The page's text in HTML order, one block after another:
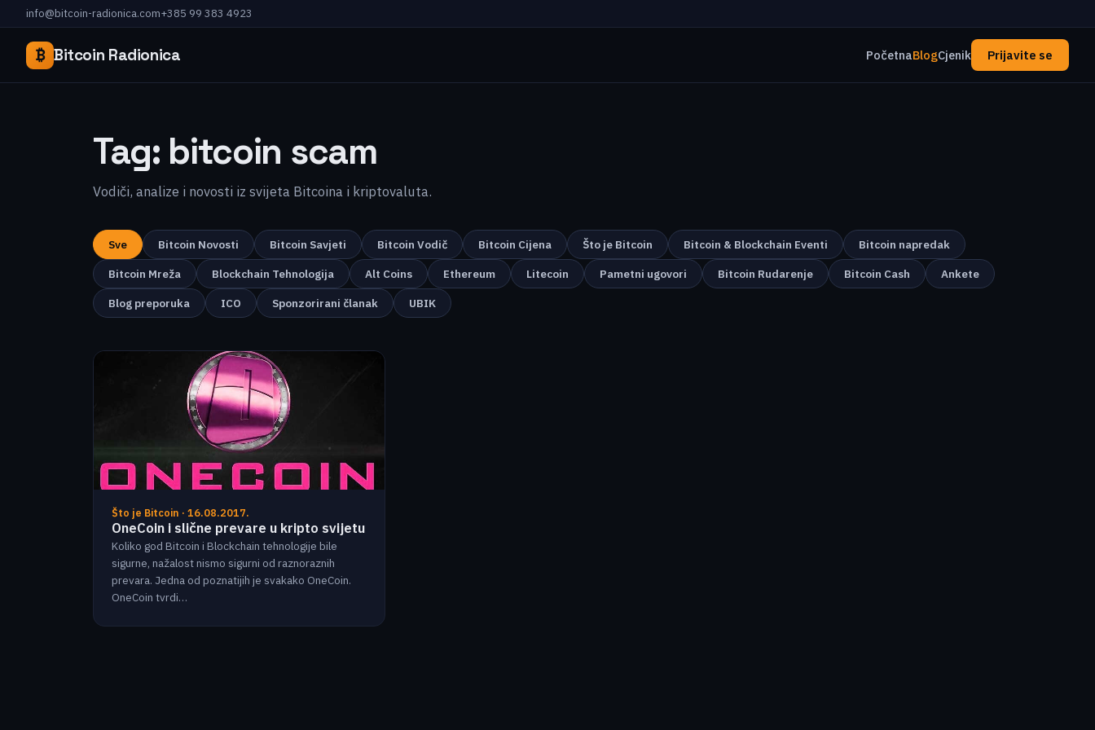
info@bitcoin-radionica.com+385 99 383 4923
₿ Bitcoin Radionica PočetnaBlogCjenik Prijavite se
Tag: bitcoin scam
Vodiči, analize i novosti iz svijeta Bitcoina i kriptovaluta.
Sve Bitcoin Novosti Bitcoin Savjeti Bitcoin Vodič Bitcoin Cijena Što je Bitcoin Bitcoin & Blockchain Eventi
Bitcoin napredak
Bitcoin Mreža
Blockchain Tehnologija Alt Coins Ethereum Litecoin Pametni ugovori Bitcoin Rudarenje Bitcoin Cash
Ankete
Blog preporuka
ICO Sponzorirani članak UBIK
Što je Bitcoin · 16.08.2017.
OneCoin i slične prevare u kripto svijetu
Koliko god Bitcoin i Blockchain tehnologije bile
sigurne, nažalost nismo sigurni od raznoraznih
prevara. Jedna od poznatijih je svakako OneCoin.
OneCoin tvrdi…